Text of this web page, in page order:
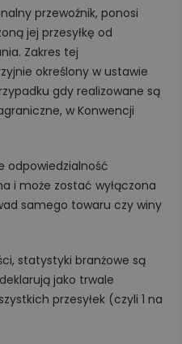
przewoźnik, ponosi
jej przesyłkę od
Zakres tej
określony w ustawie
gdy realizowane są
w Konwencji
odpowiedzialność
i może zostać wyłączona
samego towaru czy winy
statystyki branżowe są
jako trwale
przesyłek (czyli 1 na